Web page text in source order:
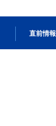
直前情報